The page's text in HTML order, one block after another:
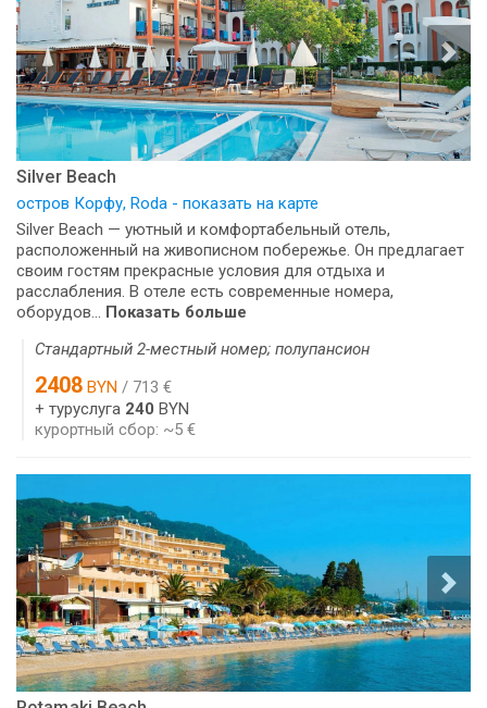
Silver Beach
остров Корфу, Roda - показать на карте
Silver Beach — уютный и комфортабельный отель,
расположенный на живописном побережье. Он предлагает
своим гостям прекрасные условия для отдыха и
расслабления. В отеле есть современные номера,
оборудов... Показать больше
Стандартный 2-местный номер; полупансион
2408 BYN / 713 €
+ туруслуга 240 BYN
курортный сбор: ~5 €